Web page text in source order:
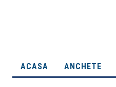
ACASA ANCHETE